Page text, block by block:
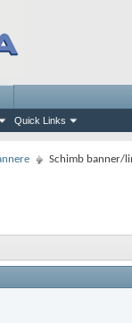
Quick Links
Schimb banner/